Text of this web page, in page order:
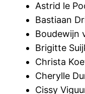
Astrid le
Bastiaan
Boudewijn
Brigitte
Christa
Cherylle
Cissy